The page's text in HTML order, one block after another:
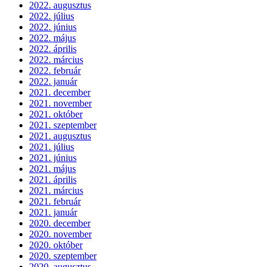
2022. augusztus
2022. július
2022. június
2022. május
2022. április
2022. március
2022. február
2022. január
2021. december
2021. november
2021. október
2021. szeptember
2021. augusztus
2021. július
2021. június
2021. május
2021. április
2021. március
2021. február
2021. január
2020. december
2020. november
2020. október
2020. szeptember